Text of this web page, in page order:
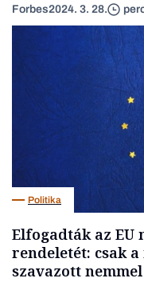
Forbes2024. 3. 28.
Politika
Elfogadták az EU
rendeletét: csak
szavazott nemmel